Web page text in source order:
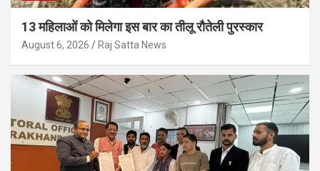
13 महिलाओं को मिलेगा इस बार का तीलू रौतेली पुरस्कार
August 6, 2026 Raj Satta News